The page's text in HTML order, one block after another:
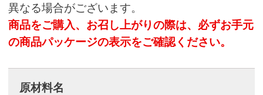
異なる場合がございます。
商品をご購入、お召し上がりの際は、必ずお手元
の商品パッケージの表示をご確認ください。
原材料名